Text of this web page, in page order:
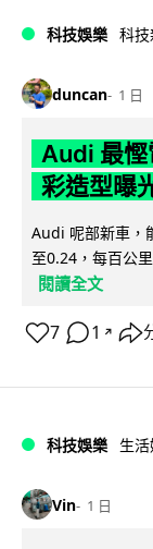
科技娛樂 科技
duncan 1 日
Audi 最
彩造型曝
Audi 呢部新車，
至0.24，每百公
閱讀全文
7 1 ↗
科技娛樂 生
Vin 1 日